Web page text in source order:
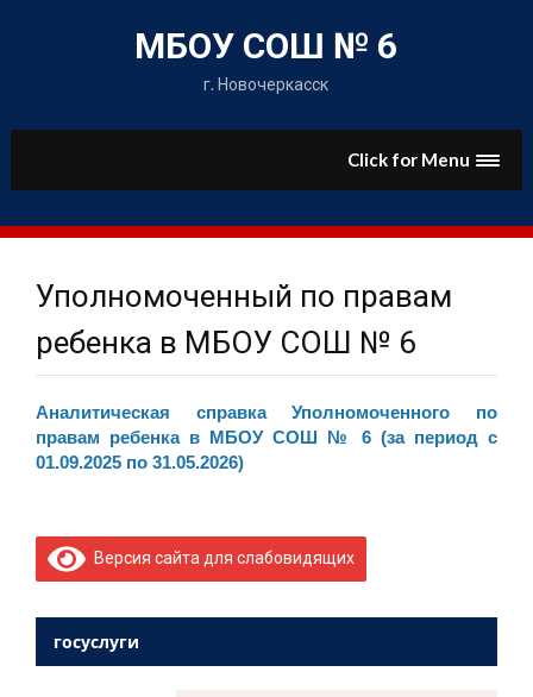
content
МБОУ СОШ № 6
г. Новочеркасск
Click for Menu
Уполномоченный по правам
ребенка в МБОУ СОШ № 6
Аналитическая справка Уполномоченного по
правам ребенка в МБОУ СОШ № 6 (за период с
01.09.2025 по 31.05.2026)
Версия сайта для слабовидящих
госуслуги